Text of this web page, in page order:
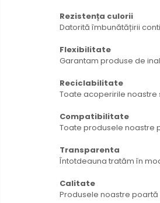
Rezistența culorii
Datorită îmbunătățirii
Flexibilitate
Garantam produse de
Reciclabilitate
Toate acoperirile noastre
Compatibilitate
Toate produsele noastre
Transparenta
Întotdeauna tratăm în
Calitate
Produsele noastre